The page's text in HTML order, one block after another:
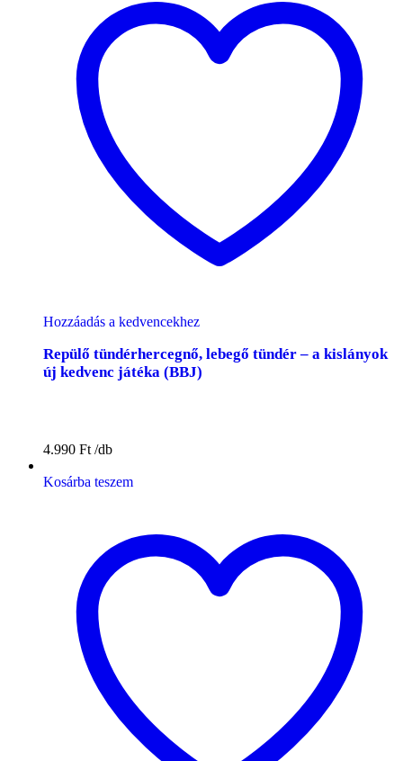
Hozzáadás a kedvencekhez
Repülő tündérhercegnő, lebegő tündér – a kislányok
új kedvenc játéka (BBJ)
4.990 Ft
Kosárba teszem